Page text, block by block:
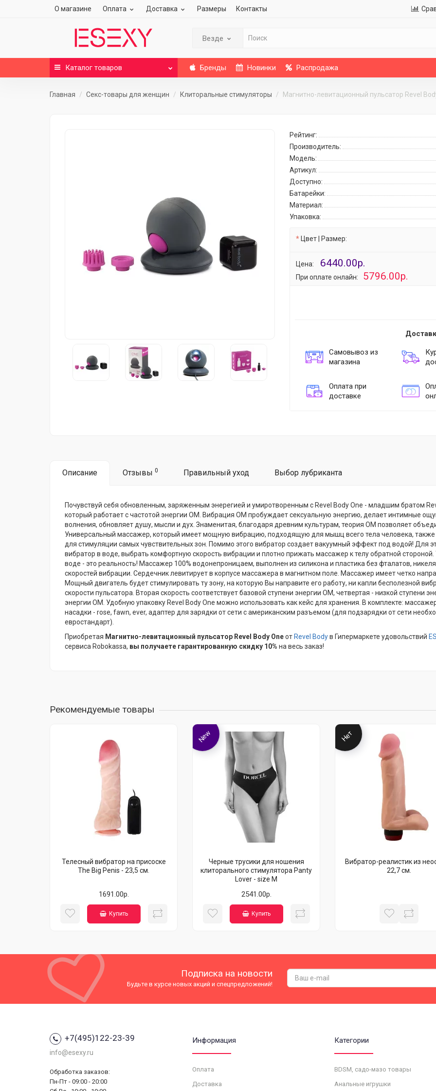
О магазине Оплата Доставка Размеры Контакты
Везде
Каталог товаров Бренды Новинки Распродажа
Главная Секс-товары для женщин Клиторальные стимуляторы Магнитно-левитационный пульсатор Revel
Рейтинг:
Производитель:
Модель:
Артикул:
Доступно:
Батарейки:
Материал:
Упаковка:
Цвет | Размер:
Цена: 6440.00р.
При оплате онлайн: 5796.00р.
Самовывоз из
магазина
Оплата при
доставке
Описание Отзывы 0 Правильный уход Выбор лубриканта
Почувствуй себя обновленным, заряженным энерегией и умиротворенным c Revel Body One - младшим братом
который работает с частотой энергии ОМ. Вибрация ОМ пробуждает сексуальную энергию, делает интимные
волнения, обновляет душу, мысли и дух. Знаменитая, благодаря древним культурам, теория ОМ позволяет
Универсальный массажер, который имеет мощную вибрацию, подходящую для мышц всего тела человека,
для стимуляции самых чувствительных зон. Помимо этого вибратор создает вакуумный эффект под водой! Для
вибратор в воде, выбрать комфортную скорость вибрации и плотно прижать массажер к телу обратной
воде - это реальность! Массажер 100% водонепроницаем, выполнен из силикона и пластика без фталатов,
скоростей вибрации. Сердечник левитирует в корпусе массажера в магнитном поле. Массажер имеет четко
Мощный двигатель будет стимулировать ту зону, на которую Вы направите его работу, ни капли бесполезной
скорости пульсатора. Вторая скорость соответствует базовой ступени энергии ОМ, четвертая - низкой ступени
энергии ОМ. Удобную упаковку Revel Body One можно использовать как кейс для хранения. В комплекте:
насадки - rose, fawn, ever, адаптер для зарядки от сети с американским разъемом (для подзарядки от сети
евростандарт).
Приобретая Магнитно-левитационный пульсатор Revel Body Oneот Revel Bodyв Гипермаркете удовольствий
сервиса Robokassa, вы получаете гарантированную скидку 10% на весь заказ!
Рекомендуемые товары
Телесный вибратор на присоске
The Big Penis - 23,5 см.
1691.00р.
Купить
New
Черные трусики для ношения
клиторального стимулятора Panty
Lover - size M
2541.00р.
Купить
Нет
Вибратор-реалистик из
22,7 см.
Подписка на новости
Будьте в курсе новых акций и спецпредложений!
+7(495)122-23-39
info@esexy.ru
Обработка заказов:
Пн-Пт - 09:00 - 20:00
Информация
Оплата
Доставка
Категории
BDSM, садо-мазо товары
Анальные игрушки